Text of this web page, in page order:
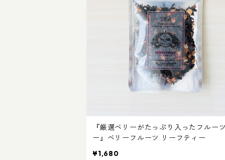
『厳選ベリーがたっぷり入ったフルー
ー』ベリーフルーツ リーフティー
¥1,680